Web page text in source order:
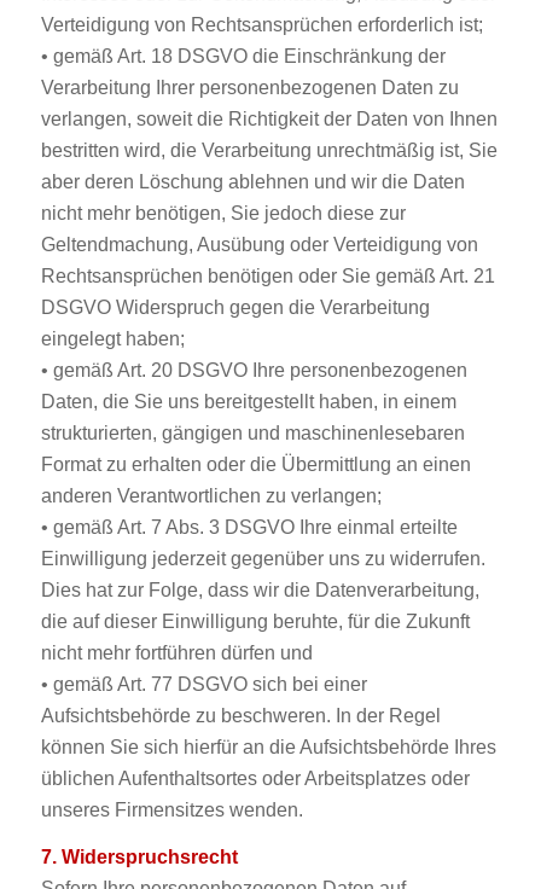
Verteidigung von Rechtsansprüchen erforderlich ist;
• gemäß Art. 18 DSGVO die Einschränkung der
Verarbeitung Ihrer personenbezogenen Daten zu
verlangen, soweit die Richtigkeit der Daten von Ihnen
bestritten wird, die Verarbeitung unrechtmäßig ist, Sie
aber deren Löschung ablehnen und wir die Daten
nicht mehr benötigen, Sie jedoch diese zur
Geltendmachung, Ausübung oder Verteidigung von
Rechtsansprüchen benötigen oder Sie gemäß Art. 21
DSGVO Widerspruch gegen die Verarbeitung
eingelegt haben;
• gemäß Art. 20 DSGVO Ihre personenbezogenen
Daten, die Sie uns bereitgestellt haben, in einem
strukturierten, gängigen und maschinenlesebaren
Format zu erhalten oder die Übermittlung an einen
anderen Verantwortlichen zu verlangen;
• gemäß Art. 7 Abs. 3 DSGVO Ihre einmal erteilte
Einwilligung jederzeit gegenüber uns zu widerrufen.
Dies hat zur Folge, dass wir die Datenverarbeitung,
die auf dieser Einwilligung beruhte, für die Zukunft
nicht mehr fortführen dürfen und
• gemäß Art. 77 DSGVO sich bei einer
Aufsichtsbehörde zu beschweren. In der Regel
können Sie sich hierfür an die Aufsichtsbehörde Ihres
üblichen Aufenthaltsortes oder Arbeitsplatzes oder
unseres Firmensitzes wenden.
7. Widerspruchsrecht